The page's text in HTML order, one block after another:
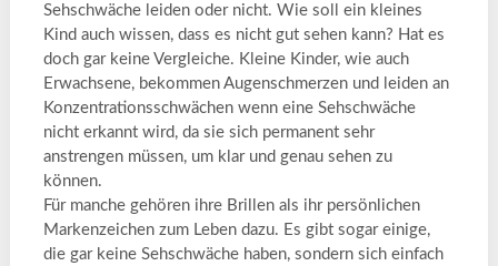
Sehschwäche leiden oder nicht. Wie soll ein kleines
Kind auch wissen, dass es nicht gut sehen kann? Hat es
doch gar keine Vergleiche. Kleine Kinder, wie auch
Erwachsene, bekommen Augenschmerzen und leiden an
Konzentrationsschwächen wenn eine Sehschwäche
nicht erkannt wird, da sie sich permanent sehr
anstrengen müssen, um klar und genau sehen zu
können.
Für manche gehören ihre Brillen als ihr persönlichen
Markenzeichen zum Leben dazu. Es gibt sogar einige,
die gar keine Sehschwäche haben, sondern sich einfach